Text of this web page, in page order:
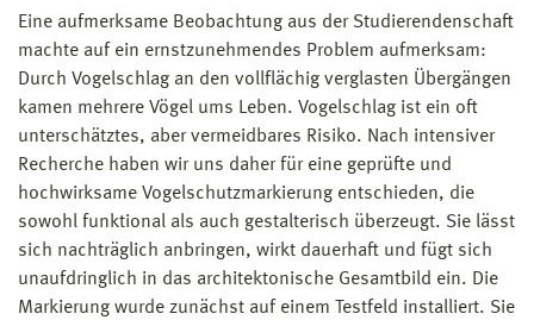
Eine aufmerksame Beobachtung aus der Studierendenschaft
machte auf ein ernstzunehmendes Problem aufmerksam:
Durch Vogelschlag an den vollflächig verglasten Übergängen
kamen mehrere Vögel ums Leben. Vogelschlag ist ein oft
unterschätztes, aber vermeidbares Risiko. Nach intensiver
Recherche haben wir uns daher für eine geprüfte und
hochwirksame Vogelschutzmarkierung entschieden, die
sowohl funktional als auch gestalterisch überzeugt. Sie lässt
sich nachträglich anbringen, wirkt dauerhaft und fügt sich
unaufdringlich in das architektonische Gesamtbild ein. Die
Markierung wurde zunächst auf einem Testfeld installiert. Sie